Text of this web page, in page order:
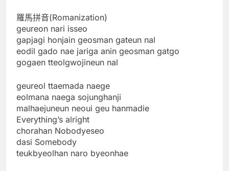
羅馬拼音(Romanization)
geureon nari isseo
gapjagi honjain geosman gateun nal
eodil gado nae jariga anin geosman gatgo
gogaen tteolgwojineun nal
geureol ttaemada naege
eolmana naega sojunghanji
malhaejuneun neoui geu hanmadie
Everything’s alright
chorahan Nobodyeseo
dasi Somebody
teukbyeolhan naro byeonhae